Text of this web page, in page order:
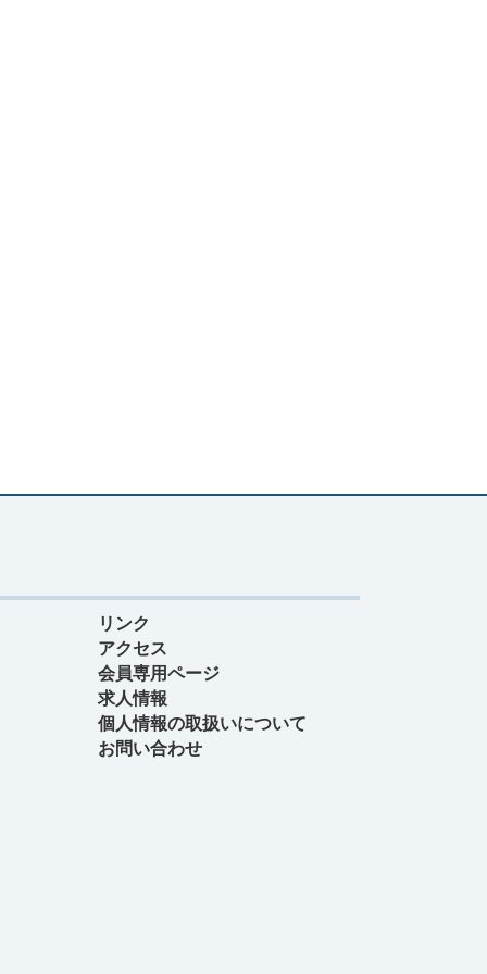
リンク
アクセス
会員専用ページ
求人情報
個人情報の取扱いについて
お問い合わせ